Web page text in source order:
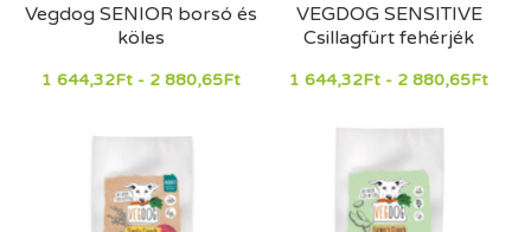
Vegdog SENIOR borsó és
köles
1 644,32Ft - 2 880,65Ft
VEGDOG SENSITIVE
Csillagfürt fehérjék
1 644,32Ft - 2 880,65Ft